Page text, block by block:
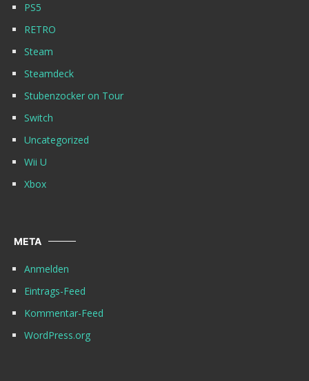
PS5
RETRO
Steam
Steamdeck
Stubenzocker on Tour
Switch
Uncategorized
Wii U
Xbox
META
Anmelden
Eintrags-Feed
Kommentar-Feed
WordPress.org